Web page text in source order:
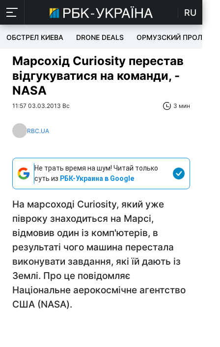
RU
ОБСТРЕЛ КИЕВА DRONE DEALS ОРМУЗСКИЙ ПРОЛИВ
Марсохід Curiosity перестав
відгукуватися на команди, -
NASA
11:57 03.03.2013 Вс 3 мин
RBC.UA
Не трать время на шум! Читай только
суть из РБК-Украина в Google
На марсоході Curiosity, який уже
півроку знаходиться на Марсі,
відмовив один із комп'ютерів, в
результаті чого машина перестала
виконувати завдання, які їй дають із
Землі. Про це повідомляє
Національне аерокосмічне агентство
США (NASA).